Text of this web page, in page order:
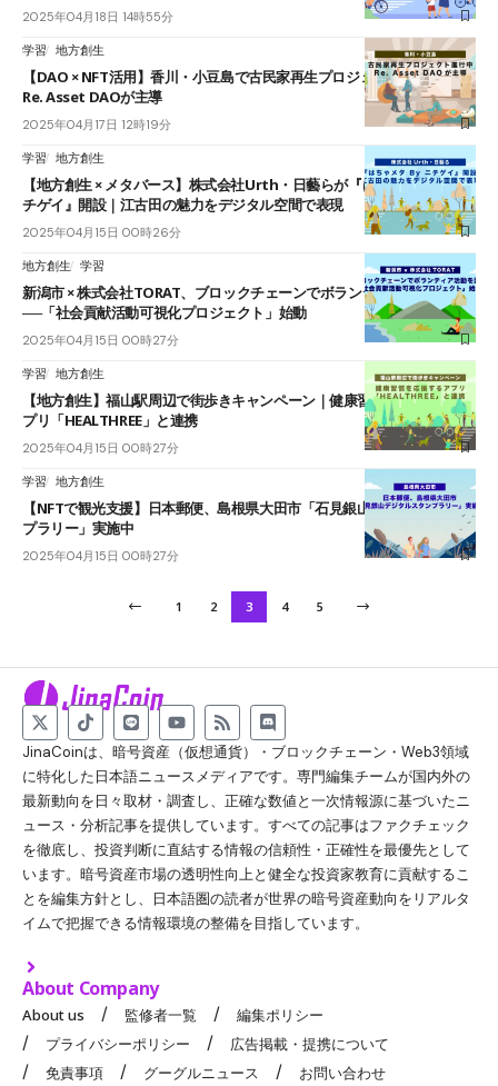
2025年04月18日 14時55分
学習 地方創生
【DAO × NFT活用】香川・小豆島で古民家再生プロジェクト進行中｜
Re. Asset DAOが主導
2025年04月17日 12時19分
学習 地方創生
【地方創生 × メタバース】株式会社Urth・日藝らが『はちゃメタ By ニ
チゲイ』開設｜江古田の魅力をデジタル空間で表現
2025年04月15日 00時26分
地方創生 学習
新潟市 × 株式会社TORAT、ブロックチェーンでボランティア活動を記録
──「社会貢献活動可視化プロジェクト」始動
2025年04月15日 00時27分
学習 地方創生
【地方創生】福山駅周辺で街歩きキャンペーン｜健康習慣を応援するア
プリ「HEALTHREE」と連携
2025年04月15日 00時27分
学習 地方創生
【NFTで観光支援】日本郵便、島根県大田市「石見銀山デジタルスタン
プラリー」実施中
2025年04月15日 00時27分
1 2 3 4 5
JinaCoinは、暗号資産（仮想通貨）・ブロックチェーン・Web3領域
に特化した日本語ニュースメディアです。専門編集チームが国内外の
最新動向を日々取材・調査し、正確な数値と一次情報源に基づいたニ
ュース・分析記事を提供しています。すべての記事はファクチェック
を徹底し、投資判断に直結する情報の信頼性・正確性を最優先として
います。暗号資産市場の透明性向上と健全な投資家教育に貢献するこ
とを編集方針とし、日本語圏の読者が世界の暗号資産動向をリアルタ
イムで把握できる情報環境の整備を目指しています。
About Company
About us 監修者一覧
編集ポリシー
プライバシーポリシー
広告掲載・提携について
免責事項
グーグルニュース お問い合わせ